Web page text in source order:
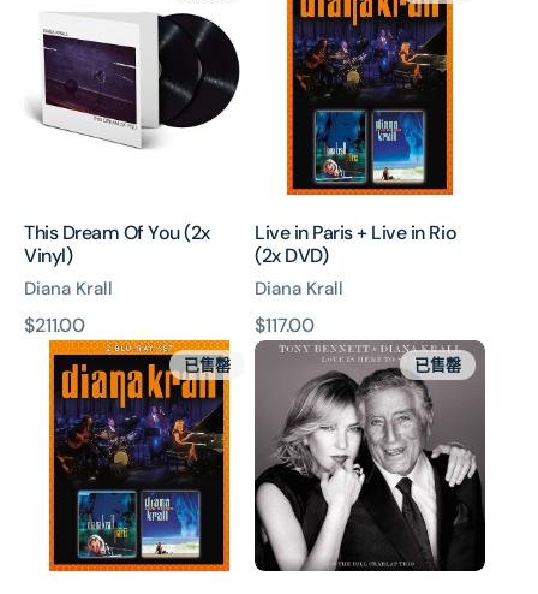
You
(2x
Vinyl)
This Dream Of You (2x
Vinyl)
Diana Krall
原
$211.00
Paris
Live
DVD)
Live in Paris + Live in Rio
(2x DVD)
Diana Krall
原
價
$117.00
Live
Paris
Live
(2x
Blu-
已售罄
Love
Here
Stay
(US
Version
Vinyl)
已售罄